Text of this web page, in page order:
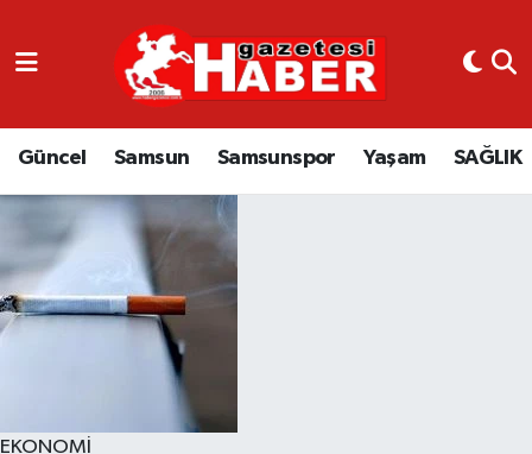
Güncel Samsun Samsunspor Yaşam SAĞLIK
EKONOMİ
GÜNCEL
SAMSUN
SAMSUNSPOR
EKONOMİ
YAŞAM